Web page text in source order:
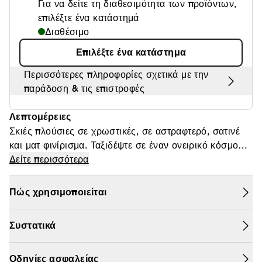
Θαμπάδα
Για να δείτε τη διαθεσιμότητα των προϊόντων,
επιλέξτε ένα κατάστημά
Διαθέσιμο
Επιλέξτε ένα κατάστημα
Περισσότερες πληροφορίες σχετικά με την
παράδοση & τις επιστροφές
Λεπτομέρειες
Σκιές πλούσιες σε χρωστικές, σε αστραφτερό, σατινέ
και ματ φινίρισμα. Ταξιδέψτε σε έναν ονειρικό κόσμο
και ανακαλύψτε μια νέα διάσταση χρωμάτων, με τις
υψηλής απόδοσης, πολυδιάστατες σκιές μας.
Σχεδιασμένες με τεχνολογία micro-aired powder,
αποχρώσεις μακράς διάρκειας που φωτίζουν τα μάτια
και αναδεικνύουν το βλέμμα. Δοκιμασμένες και
εγκεκριμένες από τη Lisa Eldridge.
Δείτε περισσότερα
Πώς χρησιμοποιείται
Συστατικά
Οδηγίες ασφαλείας